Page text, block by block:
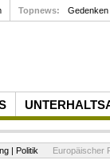
Topnews: Gedenken
| Politik Europäischer